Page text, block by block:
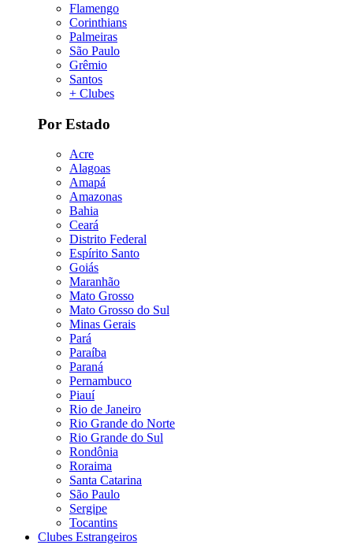
Flamengo
Corinthians
Palmeiras
São Paulo
Grêmio
Santos
+ Clubes
Por Estado
Acre
Alagoas
Amapá
Amazonas
Bahia
Ceará
Distrito Federal
Espírito Santo
Goiás
Maranhão
Mato Grosso
Mato Grosso do Sul
Minas Gerais
Pará
Paraíba
Paraná
Pernambuco
Piauí
Rio de Janeiro
Rio Grande do Norte
Rio Grande do Sul
Rondônia
Roraima
Santa Catarina
São Paulo
Sergipe
Tocantins
Clubes Estrangeiros